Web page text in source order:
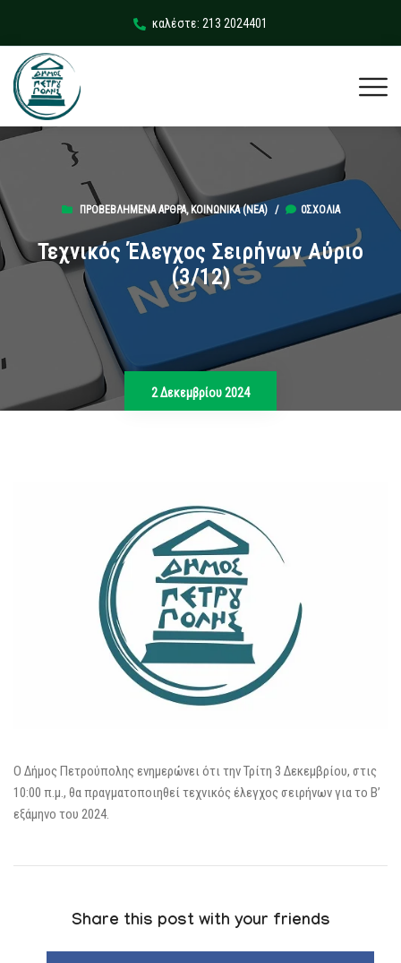
καλέστε: 213 2024401
ΠΡΟΒΕΒΛΗΜΈΝΑ ΆΡΘΡΑ, ΚΟΙΝΩΝΙΚΆ (ΝΕΑ)/ 0ΣΧΌΛΙΑ
Τεχνικός Έλεγχος Σειρήνων Αύριο
(3/12)
2 Δεκεμβρίου 2024
Ο Δήμος Πετρούπολης ενημερώνει ότι την Τρίτη 3 Δεκεμβρίου, στις
10:00 π.μ., θα πραγματοποιηθεί τεχνικός έλεγχος σειρήνων για το Β’
εξάμηνο του 2024.
Share this post with your friends